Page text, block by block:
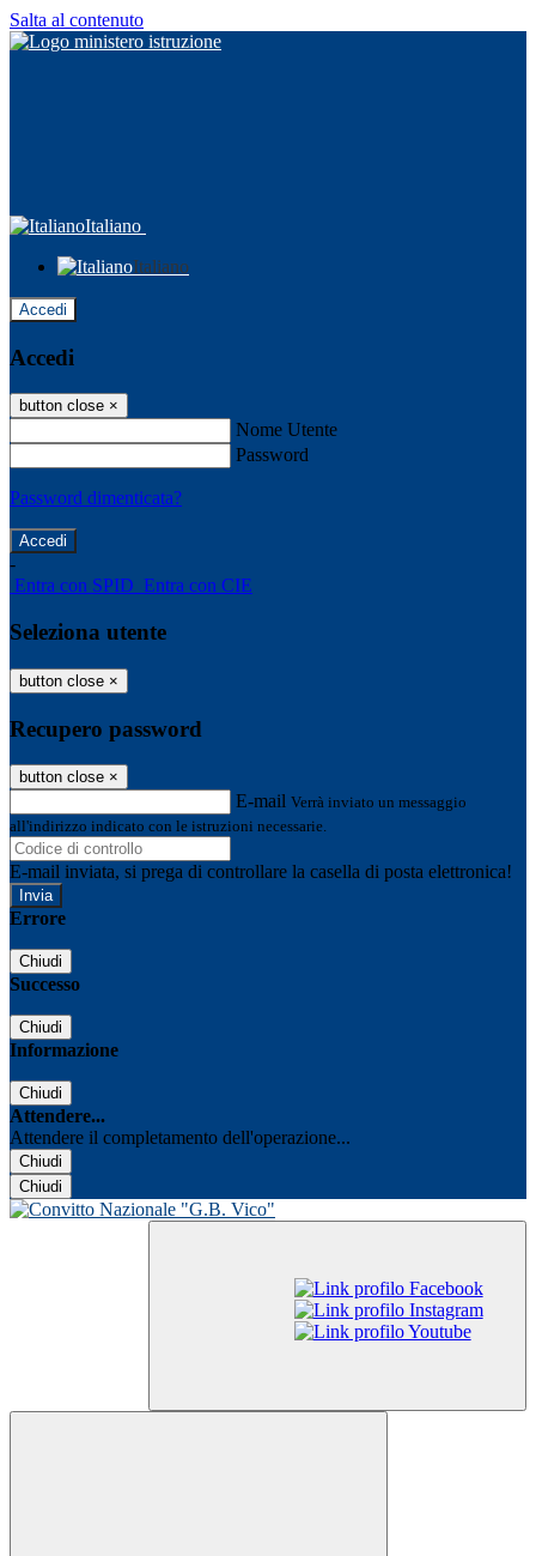
Salta al contenuto
Italiano
Italiano
Accedi
Accedi
button close ×
Nome Utente
Password
Password dimenticata?
-
Entra con SPID Entra con CIE
Seleziona utente
button close ×
Recupero password
button close ×
E-mail Verrà inviato un messaggio
all'indirizzo indicato con le istruzioni necessarie.
E-mail inviata, si prega di controllare la casella di posta elettronica!
Errore
Chiudi
Successo
Chiudi
Informazione
Chiudi
Attendere...
Attendere il completamento dell'operazione...
Chiudi
Chiudi